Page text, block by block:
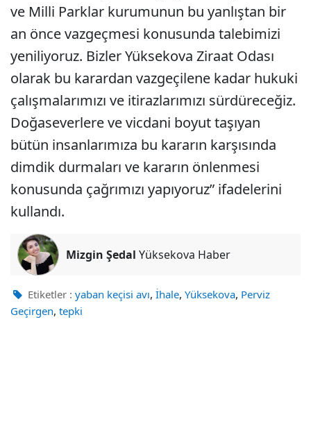
ve Milli Parklar kurumunun bu yanlıştan bir
an önce vazgeçmesi konusunda talebimizi
yeniliyoruz. Bizler Yüksekova Ziraat Odası
olarak bu karardan vazgeçilene kadar hukuki
çalışmalarımızı ve itirazlarımızı sürdüreceğiz.
Doğaseverlere ve vicdani boyut taşıyan
bütün insanlarımıza bu kararın karşısında
dimdik durmaları ve kararın önlenmesi
konusunda çağrımızı yapıyoruz” ifadelerini
kullandı.
Mizgin Şedal Yüksekova Haber
Etiketler : yaban keçisi avı, İhale, Yüksekova, Perviz
Geçirgen, tepki